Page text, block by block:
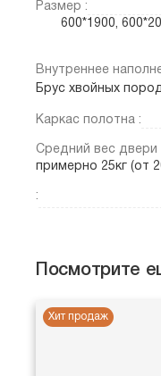
Размер :
600*1900,
Внутреннее
Брус хвойных
Каркас полотна :
Средний вес двери
примерно 25кг (от
:
Посмотрите
Хит продаж